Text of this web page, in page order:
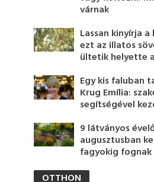
várnak
Lassan kinyírja
ezt az illatos
ültetik helyette
Egy kis faluban
Krug Emília:
segítségével
9 látványos
augusztusban
fagyokig
OTTHON